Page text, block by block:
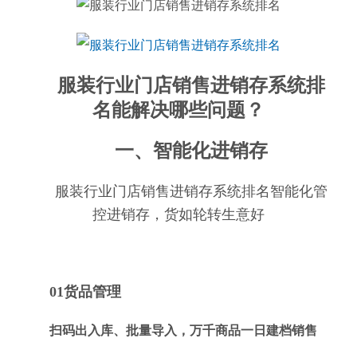
服装行业门店销售进销存系统排
名能解决哪些问题？
一、智能化进销存
服装行业门店销售进销存系统排名智能化管
控进销存，货如轮转生意好
01货品管理
扫码出入库、批量导入，万千商品一日建档销售